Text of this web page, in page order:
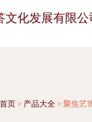
文化发展有限公
首页 > 产品大全 > 聚焦艺